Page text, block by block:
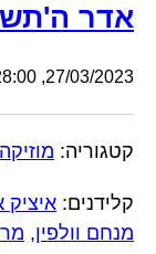
אדר
27/03/2023, 12:28:00
קטגוריה:
קלידנים: איציק
מנחם וולפין,